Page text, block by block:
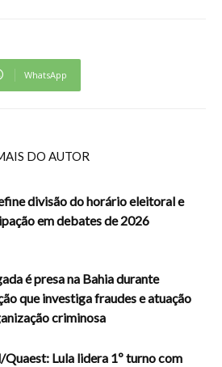
WhatsApp
DO AUTOR
divisão do horário eleitoral e
em debates de 2026
é presa na Bahia durante
que investiga fraudes e atuação
criminosa
Quaest: Lula lidera 1º turno com